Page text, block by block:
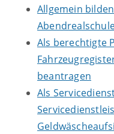
Allgemein
Als berechtigte
beantragen
Als